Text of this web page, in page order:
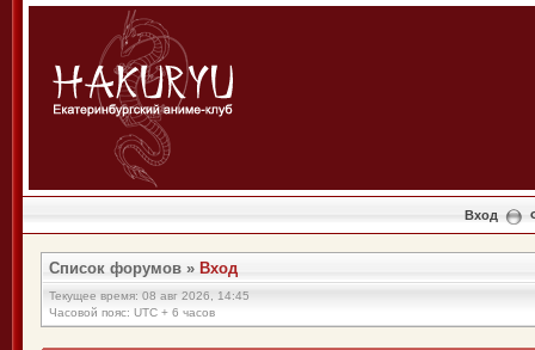
Вход
Список форумов » Вход
Текущее время: 08 авг 2026, 14:45
Часовой пояс: UTC + 6 часов